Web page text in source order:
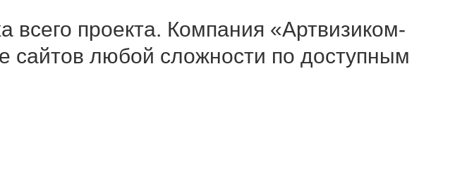
всего проекта. Компания «Артвизиком-
сайтов любой сложности по доступным